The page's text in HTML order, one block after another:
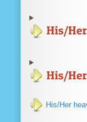
His/
His/
His/Her